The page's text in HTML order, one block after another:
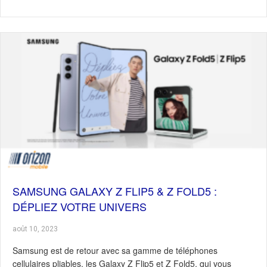
SAMSUNG GALAXY Z FLIP5 & Z FOLD5 :
DÉPLIEZ VOTRE UNIVERS
août 10, 2023
Samsung est de retour avec sa gamme de téléphones
cellulaires pliables, les Galaxy Z Flip5 et Z Fold5, qui vous